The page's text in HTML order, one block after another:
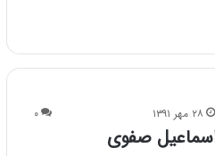
۲۸ مهر ۱۳۹۱ ۰
صفوی